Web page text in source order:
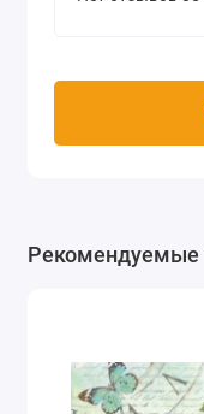
Рекомендуемые